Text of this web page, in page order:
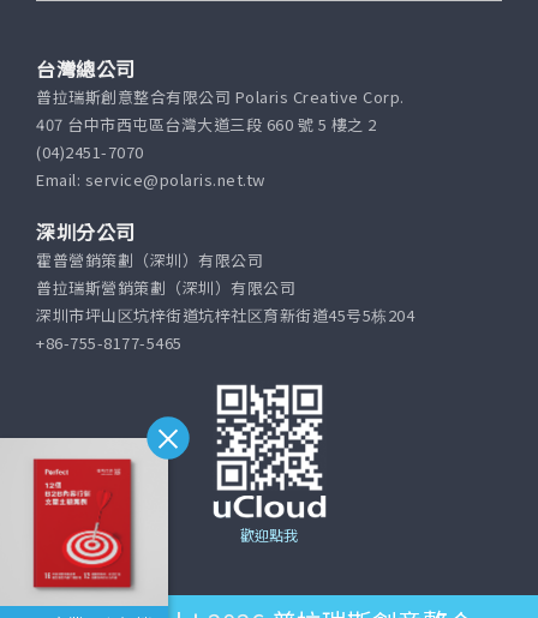
台灣總公司
普拉瑞斯創意整合有限公司 Polaris Creative Corp.
407 台中市西屯區台灣大道三段 660 號 5 樓之 2
(04)2451-7070
Email: service@polaris.net.tw
深圳分公司
霍普營銷策劃（深圳）有限公司
普拉瑞斯營銷策劃（深圳）有限公司
深圳市坪山区坑梓街道坑梓社区育新街道45号5栋204
+86-755-8177-5465
歡迎點我